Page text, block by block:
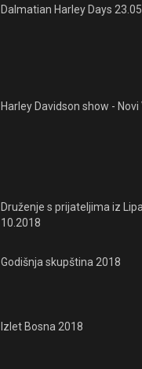
Dalmatian Harley Days
Harley Davidson show -
Druženje s prijateljima iz
10.2018
Godišnja skupština 2018
Izlet Bosna 2018